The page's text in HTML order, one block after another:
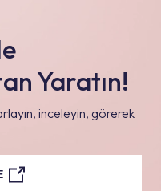
Yaratın!
inceleyin, görerek